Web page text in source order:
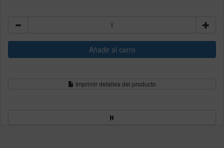
Imprimir detalles del producto